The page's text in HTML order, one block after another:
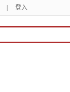
登入